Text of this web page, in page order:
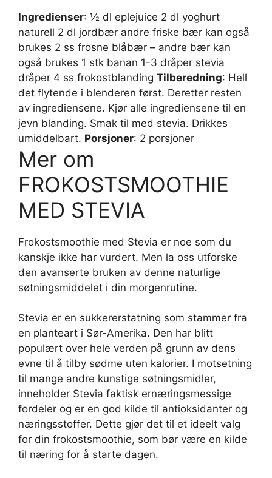
Ingredienser: ½ dl eplejuice 2 dl yoghurt
naturell 2 dl jordbær andre friske bær kan også
brukes 2 ss frosne blåbær – andre bær kan
også brukes 1 stk banan 1-3 dråper stevia
dråper 4 ss frokostblanding Tilberedning: Hell
det flytende i blenderen først. Deretter resten
av ingrediensene. Kjør alle ingrediensene til en
jevn blanding. Smak til med stevia. Drikkes
umiddelbart. Porsjoner: 2 porsjoner
Mer om
FROKOSTSMOOTHIE
MED STEVIA
Frokostsmoothie med Stevia er noe som du
kanskje ikke har vurdert. Men la oss utforske
den avanserte bruken av denne naturlige
søtningsmiddelet i din morgenrutine.
Stevia er en sukkererstatning som stammer fra
en planteart i Sør-Amerika. Den har blitt
populært over hele verden på grunn av dens
evne til å tilby sødme uten kalorier. I motsetning
til mange andre kunstige søtningsmidler,
inneholder Stevia faktisk ernæringsmessige
fordeler og er en god kilde til antioksidanter og
næringsstoffer. Dette gjør det til et ideelt valg
for din frokostsmoothie, som bør være en kilde
til næring for å starte dagen.